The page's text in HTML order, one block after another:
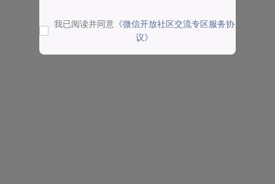
我已阅读并同意 《微信开放社区交流专区服务协
议》